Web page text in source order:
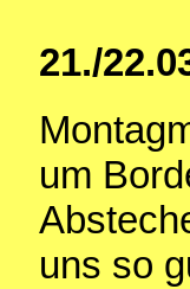
21./
um
uns so